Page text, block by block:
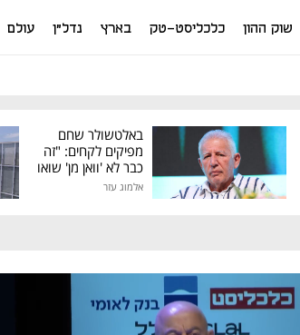
שוק ההון כלכליסט-טק בארץ נדל"ן עולם
באלטשולר שחם
מפיקים לקחים: "זה
כבר לא 'וואן מן' שואו
של גילעד"
אלמוג עזר